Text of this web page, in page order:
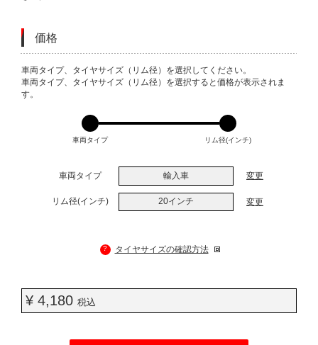
価格
VARIATIONS
車両タイプ、タイヤサイズ（リム径）を選択してください。
車両タイプ、タイヤサイズ（リム径）を選択すると価格が表示されま
す。
車両タイプ リム径(インチ)
車両タイプ 輸入車 変更
リム径(インチ) 20インチ 変更
? タイヤサイズの確認方法
¥ 4,180 税込